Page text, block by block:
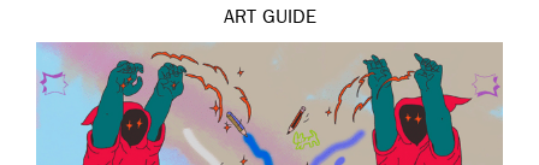
ART GUIDE